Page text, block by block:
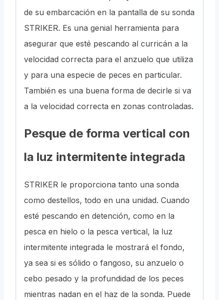
de su embarcación en la pantalla de su sonda
STRIKER. Es una genial herramienta para
asegurar que esté pescando al curricán a la
velocidad correcta para el anzuelo que utiliza
y para una especie de peces en particular.
También es una buena forma de decirle si va
a la velocidad correcta en zonas controladas.
Pesque de forma vertical con
la luz intermitente integrada
STRIKER le proporciona tanto una sonda
como destellos, todo en una unidad. Cuando
esté pescando en detención, como en la
pesca en hielo o la pesca vertical, la luz
intermitente integrada le mostrará el fondo,
ya sea si es sólido o fangoso, su anzuelo o
cebo pesado y la profundidad de los peces
mientras nadan en el haz de la sonda. Puede